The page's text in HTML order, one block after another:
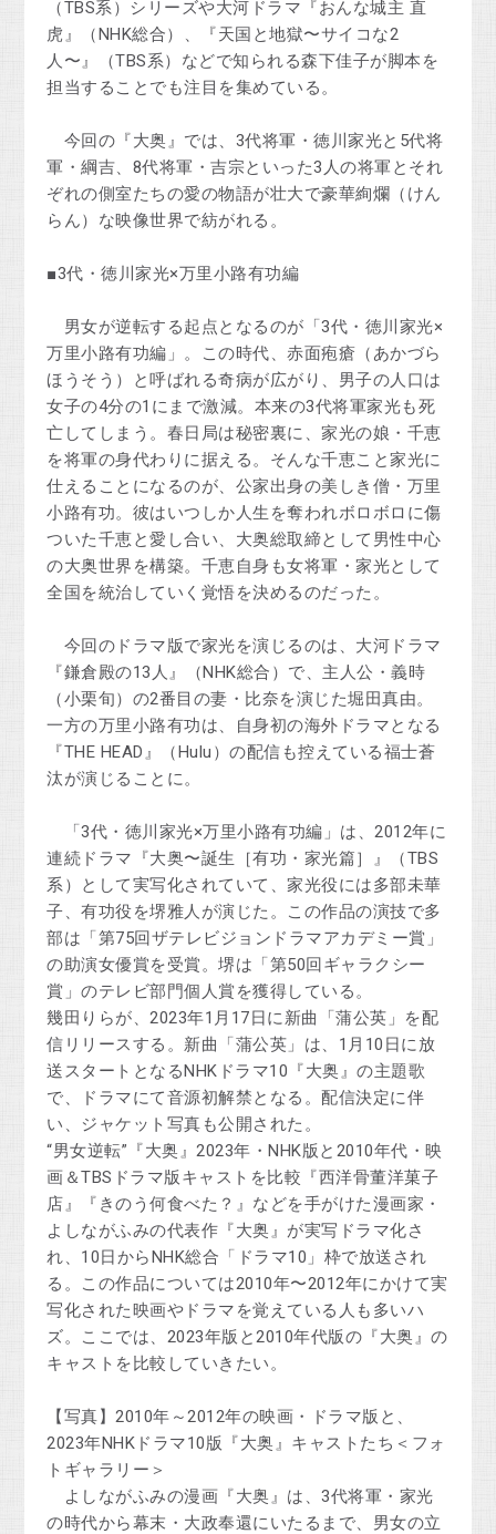
（TBS系）シリーズや大河ドラマ『おんな城主 直
虎』（NHK総合）、『天国と地獄〜サイコな2
人〜』（TBS系）などで知られる森下佳子が脚本を
担当することでも注目を集めている。
今回の『大奥』では、3代将軍・徳川家光と5代将
軍・綱吉、8代将軍・吉宗といった3人の将軍とそれ
ぞれの側室たちの愛の物語が壮大で豪華絢爛（けん
らん）な映像世界で紡がれる。
■3代・徳川家光×万里小路有功編
男女が逆転する起点となるのが「3代・徳川家光×
万里小路有功編」。この時代、赤面疱瘡（あかづら
ほうそう）と呼ばれる奇病が広がり、男子の人口は
女子の4分の1にまで激減。本来の3代将軍家光も死
亡してしまう。春日局は秘密裏に、家光の娘・千恵
を将軍の身代わりに据える。そんな千恵こと家光に
仕えることになるのが、公家出身の美しき僧・万里
小路有功。彼はいつしか人生を奪われボロボロに傷
ついた千恵と愛し合い、大奥総取締として男性中心
の大奥世界を構築。千恵自身も女将軍・家光として
全国を統治していく覚悟を決めるのだった。
今回のドラマ版で家光を演じるのは、大河ドラマ
『鎌倉殿の13人』（NHK総合）で、主人公・義時
（小栗旬）の2番目の妻・比奈を演じた堀田真由。
一方の万里小路有功は、自身初の海外ドラマとなる
『THE HEAD』（Hulu）の配信も控えている福士蒼
汰が演じることに。
「3代・徳川家光×万里小路有功編」は、2012年に
連続ドラマ『大奥〜誕生［有功・家光篇］』（TBS
系）として実写化されていて、家光役には多部未華
子、有功役を堺雅人が演じた。この作品の演技で多
部は「第75回ザテレビジョンドラマアカデミー賞」
の助演女優賞を受賞。堺は「第50回ギャラクシー
賞」のテレビ部門個人賞を獲得している。
幾田りらが、2023年1月17日に新曲「蒲公英」を配
信リリースする。新曲「蒲公英」は、1月10日に放
送スタートとなるNHKドラマ10『大奥』の主題歌
で、ドラマにて音源初解禁となる。配信決定に伴
い、ジャケット写真も公開された。
“男女逆転”『大奥』2023年・NHK版と2010年代・映
画＆TBSドラマ版キャストを比較『西洋骨董洋菓子
店』『きのう何食べた？』などを手がけた漫画家・
よしながふみの代表作『大奥』が実写ドラマ化さ
れ、10日からNHK総合「ドラマ10」枠で放送され
る。この作品については2010年〜2012年にかけて実
写化された映画やドラマを覚えている人も多いハ
ズ。ここでは、2023年版と2010年代版の『大奥』の
キャストを比較していきたい。
【写真】2010年～2012年の映画・ドラマ版と、
2023年NHKドラマ10版『大奥』キャストたち＜フォ
トギャラリー＞
よしながふみの漫画『大奥』は、3代将軍・家光
の時代から幕末・大政奉還にいたるまで、男女の立